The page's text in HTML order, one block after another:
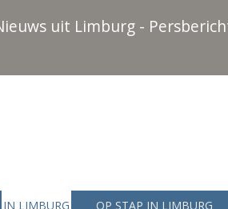
uit Limburg -
IN LIMBURG OP STAP IN LIMBURG